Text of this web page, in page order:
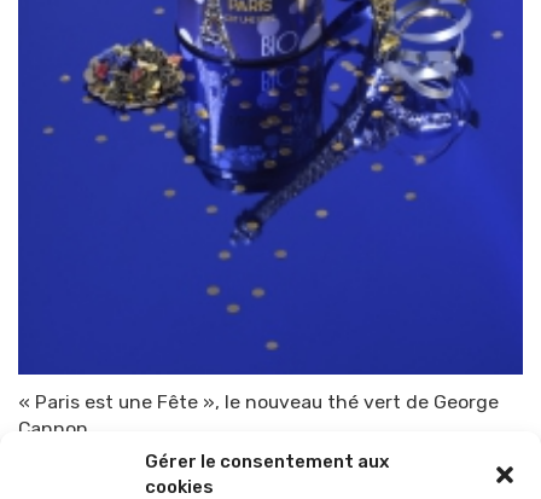
Gérer le consentement aux
cookies
« Paris est une Fête », le nouveau thé vert de George
Cannon
TOP-PARENTS 4 août 2015